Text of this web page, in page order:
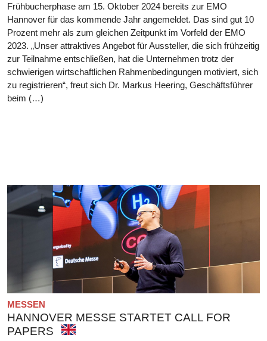
Frühbucherphase am 15. Oktober 2024 bereits zur EMO
Hannover für das kommende Jahr angemeldet. Das sind gut 10
Prozent mehr als zum gleichen Zeitpunkt im Vorfeld der EMO
2023. „Unser attraktives Angebot für Aussteller, die sich frühzeitig
zur Teilnahme entschließen, hat die Unternehmen trotz der
schwierigen wirtschaftlichen Rahmenbedingungen motiviert, sich
zu registrieren“, freut sich Dr. Markus Heering, Geschäftsführer
beim (…)
MESSEN
HANNOVER MESSE STARTET CALL FOR
PAPERS